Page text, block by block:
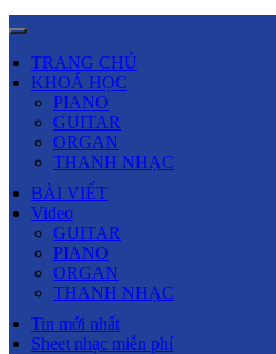
TRANG CHỦ
KHOÁ HỌC
PIANO
GUITAR
ORGAN
THANH NHẠC
BÀI VIẾT
Video
GUITAR
PIANO
ORGAN
THANH NHẠC
Tin mới nhất
Sheet nhạc miễn phí